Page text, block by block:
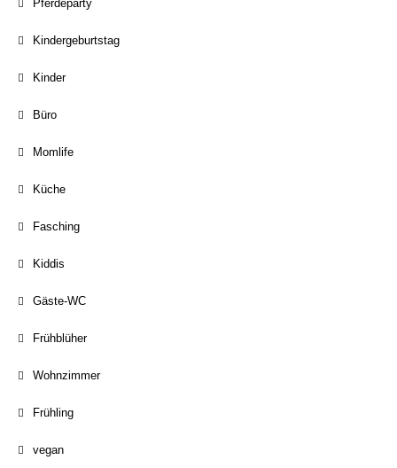
Pferdeparty
Kindergeburtstag
Kinder
Büro
Momlife
Küche
Fasching
Kiddis
Gäste-WC
Frühblüher
Wohnzimmer
Frühling
vegan